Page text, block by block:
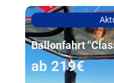
Ballonfahrt
ab 219€